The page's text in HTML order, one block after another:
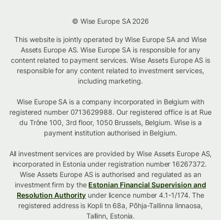
© Wise Europe SA 2026
This website is jointly operated by Wise Europe SA and Wise
Assets Europe AS. Wise Europe SA is responsible for any
content related to payment services. Wise Assets Europe AS is
responsible for any content related to investment services,
including marketing.
Wise Europe SA is a company incorporated in Belgium with
registered number 0713629988. Our registered office is at Rue
du Trône 100, 3rd floor, 1050 Brussels, Belgium. Wise is a
payment institution authorised in Belgium.
All investment services are provided by Wise Assets Europe AS,
incorporated in Estonia under registration number 16267372.
Wise Assets Europe AS is authorised and regulated as an
investment firm by the Estonian Financial Supervision and
Resolution Authority under licence number 4.1-1/174. The
registered address is Kopli tn 68a, Põhja-Tallinna linnaosa,
Tallinn, Estonia.